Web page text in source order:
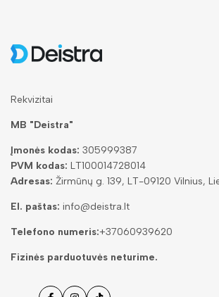
Rekvizitai
MB "Deistra"
Įmonės kodas: 305999387
PVM kodas: LT100014728014
Adresas: Žirmūnų g. 139, LT-09120 Vilnius,
El. paštas: info@deistra.lt
Telefono numeris:+37060939620
Fizinės parduotuvės neturime.